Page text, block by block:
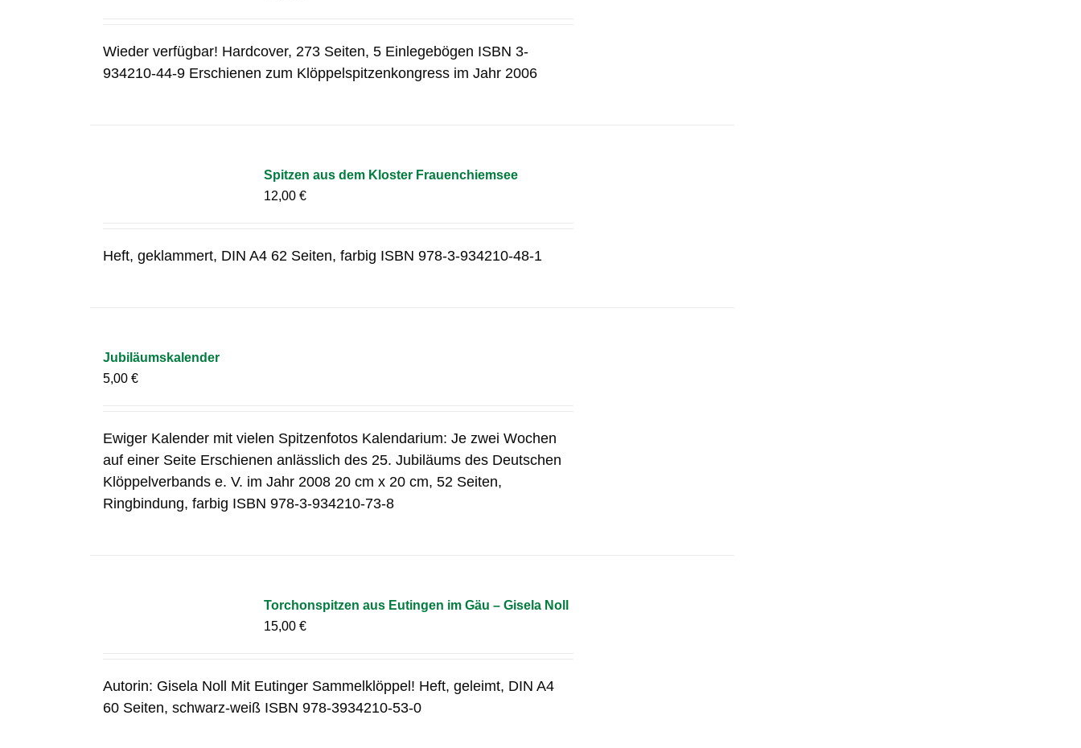
Wieder verfügbar! Hardcover, 273 Seiten, 5 Einlegebögen ISBN 3-
934210-44-9 Erschienen zum Klöppelspitzenkongress im Jahr 2006
Spitzen aus dem Kloster Frauenchiemsee
12,00€
Heft, geklammert, DIN A4 62 Seiten, farbig ISBN 978-3-934210-48-1
Jubiläumskalender
5,00€
Ewiger Kalender mit vielen Spitzenfotos Kalendarium: Je zwei Wochen
auf einer Seite Erschienen anlässlich des 25. Jubiläums des Deutschen
Klöppelverbands e. V. im Jahr 2008 20 cm x 20 cm, 52 Seiten,
Ringbindung, farbig ISBN 978-3-934210-73-8
Torchonspitzen aus Eutingen im Gäu – Gisela Noll
15,00€
Autorin: Gisela Noll Mit Eutinger Sammelklöppel! Heft, geleimt, DIN A4
60 Seiten, schwarz-weiß ISBN 978-3934210-53-0